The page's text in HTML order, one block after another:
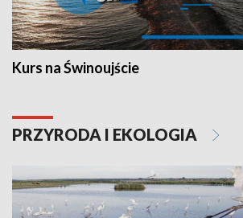
Kurs na Świnoujście
PRZYRODA I EKOLOGIA